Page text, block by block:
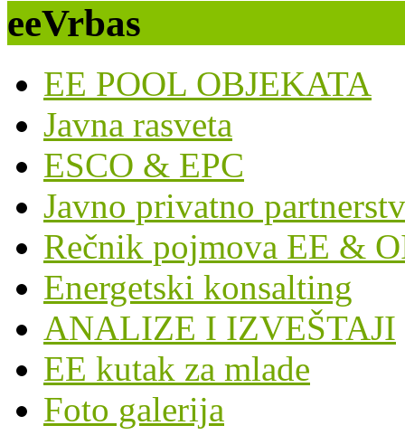
eeVrbas
EE POOL OBJEKATA
Javna rasveta
ESCO & EPC
Javno privatno
Rečnik pojmova EE &
Energetski konsalting
ANALIZE I IZVEŠTAJI
EE kutak za mlade
Foto galerija